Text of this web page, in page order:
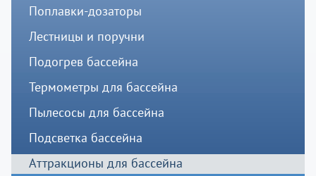
Поплавки-дозаторы
Лестницы и поручни
Подогрев бассейна
Термометры для бассейна
Пылесосы для бассейна
Подсветка бассейна
Аттракционы для бассейна